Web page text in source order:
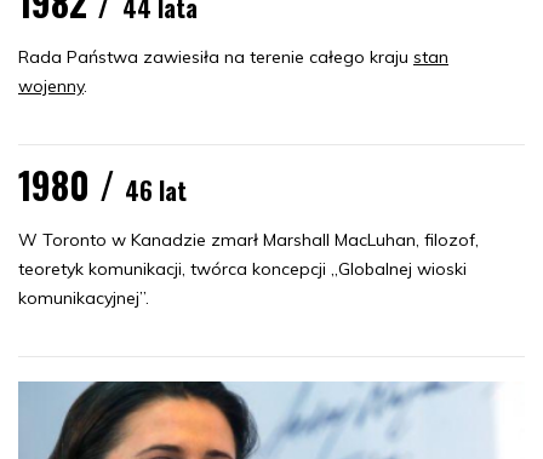
Rada Państwa zawiesiła na terenie całego kraju stan
wojenny.
1980 / 46 lat
W Toronto w Kanadzie zmarł Marshall MacLuhan, filozof,
teoretyk komunikacji, twórca koncepcji „Globalnej wioski
komunikacyjnej”.